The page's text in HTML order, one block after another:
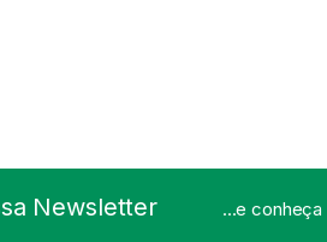
Newsletter ...e conheça